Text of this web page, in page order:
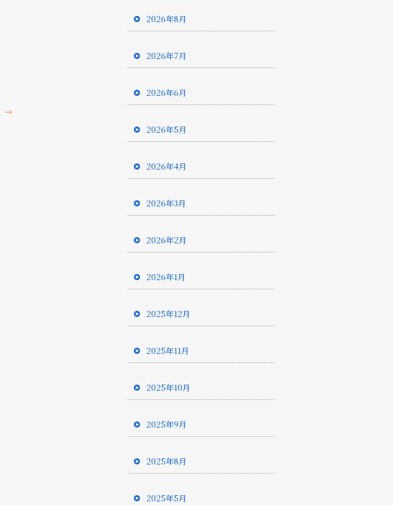
→
2026年8月
2026年7月
2026年6月
2026年5月
2026年4月
2026年3月
2026年2月
2026年1月
2025年12月
2025年11月
2025年10月
2025年9月
2025年8月
2025年5月